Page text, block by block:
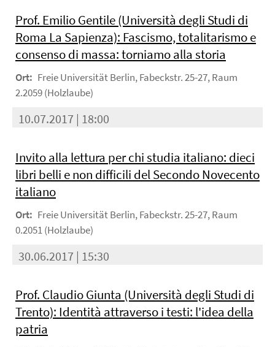
Prof. Emilio Gentile (Università degli Studi di
Roma La Sapienza): Fascismo, totalitarismo e
consenso di massa: torniamo alla storia
Ort: Freie Universität Berlin, Fabeckstr. 25-27, Raum
2.2059 (Holzlaube)
10.07.2017 | 18:00
Invito alla lettura per chi studia italiano: dieci
libri belli e non difficili del Secondo Novecento
italiano
Ort: Freie Universität Berlin, Fabeckstr. 25-27, Raum
0.2051 (Holzlaube)
30.06.2017 | 15:30
Prof. Claudio Giunta (Università degli Studi di
Trento): Identità attraverso i testi: l'idea della
patria